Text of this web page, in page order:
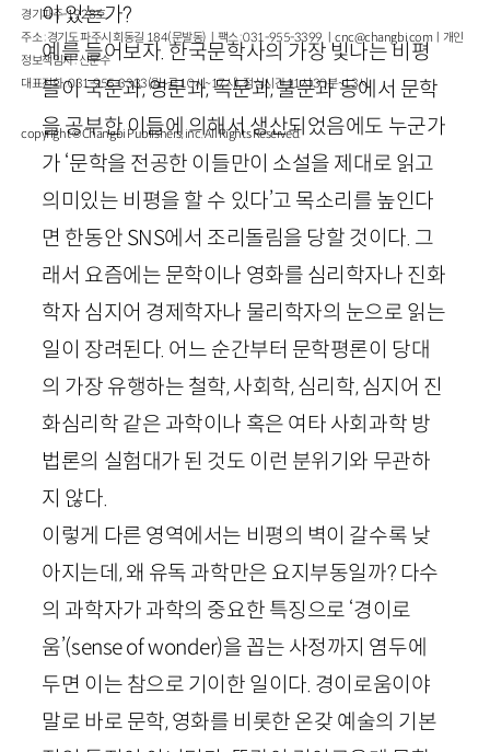
이 있는가?
예를 들어보자. 한국문학사의 가장 빛나는 비평
들이 국문과, 영문과, 독문과, 불문과 등에서 문학
을 공부한 이들에 의해서 생산되었음에도 누군가
가 ‘문학을 전공한 이들만이 소설을 제대로 읽고
의미있는 비평을 할 수 있다’고 목소리를 높인다
면 한동안 SNS에서 조리돌림을 당할 것이다. 그
래서 요즘에는 문학이나 영화를 심리학자나 진화
학자 심지어 경제학자나 물리학자의 눈으로 읽는
일이 장려된다. 어느 순간부터 문학평론이 당대
의 가장 유행하는 철학, 사회학, 심리학, 심지어 진
화심리학 같은 과학이나 혹은 여타 사회과학 방
법론의 실험대가 된 것도 이런 분위기와 무관하
지 않다.
이렇게 다른 영역에서는 비평의 벽이 갈수록 낮
아지는데, 왜 유독 과학만은 요지부동일까? 다수
의 과학자가 과학의 중요한 특징으로 ‘경이로
움’(senseofwonder)을 꼽는 사정까지 염두에
두면 이는 참으로 기이한 일이다. 경이로움이야
말로 바로 문학, 영화를 비롯한 온갖 예술의 기본
경기파주-1928호
주소 : 경기도 파주시 회동길 184(문발동)ㅣ팩스 : 031-955-3399 ㅣcnc@changbi.com ㅣ개인
정보책임자 : 신문수
대표전화 : 031-955-3333(월~금 10시~17시), 점심시간 11시 30분~13시
copyright © Changbi Publishers, inc. All Rights Reserved.